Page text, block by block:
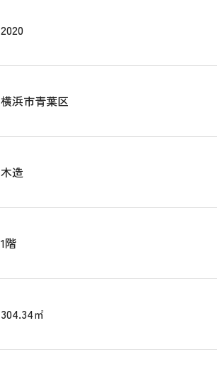
2020
横浜市青葉区
木造
1階
304.34㎡